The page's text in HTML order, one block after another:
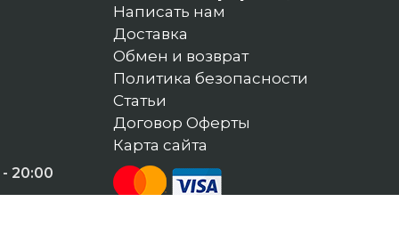
20:00
Написать нам
Доставка
Обмен и возврат
Политика безопасности
Статьи
Договор Оферты
Карта сайта